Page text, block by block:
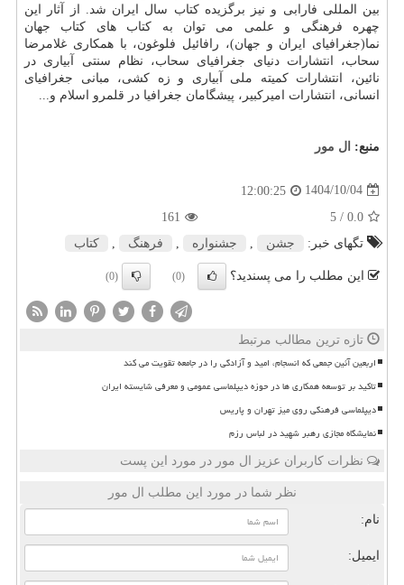
بین المللی فارابی و نیز برگزیده کتاب سال ایران شد. از آثار این
چهره فرهنگی و علمی می توان به کتاب های کتاب جهان
نما(جغرافیای ایران و جهان)، رافائیل فلوغون، با همکاری غلامرضا
سحاب، انتشارات دنیای جغرافیای سحاب، نظام سنتی آبیاری در
نائین، انتشارات کمیته ملی آبیاری و زه کشی، مبانی جغرافیای
انسانی، انتشارات امیرکبیر، پیشگامان جغرافیا در قلمرو اسلام و...
منبع: ال مور
1404/10/04
12:00:25
0.0
/ 5
161
تگهای خبر:
جشن جشنواره فرهنگ كتاب
این مطلب را می پسندید؟ (0)
(0)
تازه ترین مطالب مرتبط
اربعین آئین جمعی که انسجام، امید و آزادگی را در جامعه تقویت می کند
تاکید بر توسعه همکاری ها در حوزه دیپلماسی عمومی و معرفی شایسته ایران
دیپلماسی فرهنگی روی میز تهران و پاریس
نمایشگاه مجازی رهبر شهید در لباس رزم
نظرات کاربران عزیز ال مور در مورد این پست
نظر شما در مورد این مطلب ال مور
نام:
ایمیل: